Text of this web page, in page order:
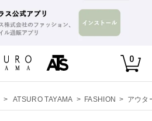
0
> ATSURO TAYAMA > FASHION > アウタ